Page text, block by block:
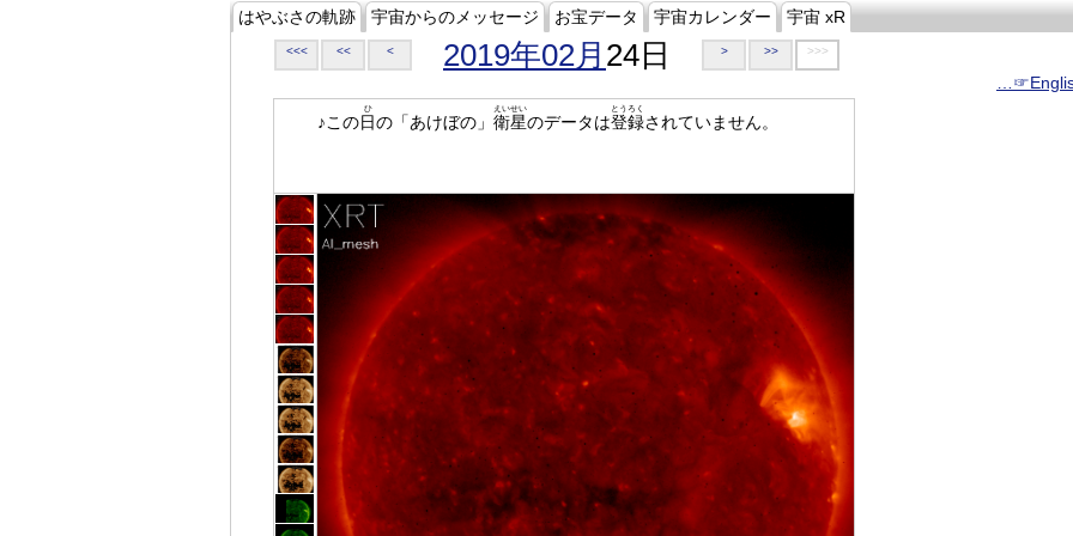
はやぶさの軌跡 宇宙からのメッセージ お宝データ 宇宙カレンダー 宇宙 xR
<<< << < 2019年02月 24日 > >> >>>
♪この日
ひ
の「あけぼの」 衛星
えいせい
のデータは登録
とうろく
されていません。